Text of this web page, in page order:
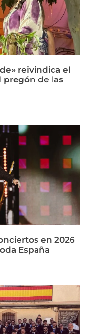
reivindica el
pregón de las
en 2026
España